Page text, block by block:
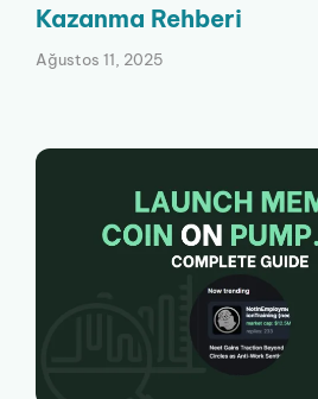
Kazanma Rehberi
Ağustos 11, 2025